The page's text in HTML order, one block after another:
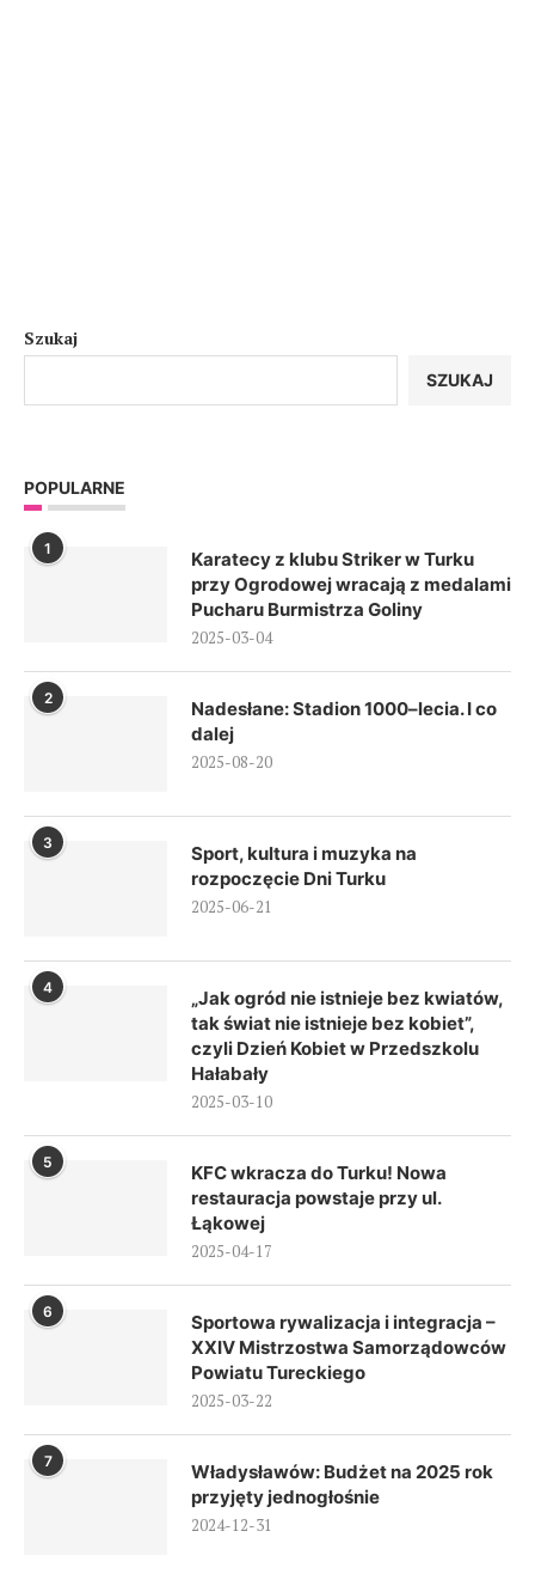
Szukaj
SZUKAJ
POPULARNE
1
Karatecy z klubu Striker w Turku
przy Ogrodowej wracają z medalami
Pucharu Burmistrza Goliny
2025-03-04
2
Nadesłane: Stadion 1000–lecia. I co
dalej
2025-08-20
3
Sport, kultura i muzyka na
rozpoczęcie Dni Turku
2025-06-21
4
„Jak ogród nie istnieje bez kwiatów,
tak świat nie istnieje bez kobiet”,
czyli Dzień Kobiet w Przedszkolu
Hałabały
2025-03-10
5
KFC wkracza do Turku! Nowa
restauracja powstaje przy ul.
Łąkowej
2025-04-17
6
Sportowa rywalizacja i integracja –
XXIV Mistrzostwa Samorządowców
Powiatu Tureckiego
2025-03-22
7
Władysławów: Budżet na 2025 rok
przyjęty jednogłośnie
2024-12-31